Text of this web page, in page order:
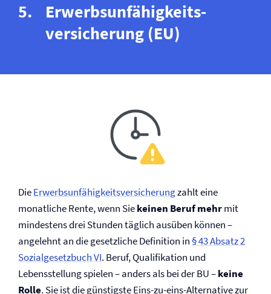
Erwerbsunfähigkeits­
versicherung (EU)
DieErwerbsunfähigkeits­versicherungzahlt eine
monatliche Rente, wenn Siekeinen Beruf mehrmit
mindestens drei Stunden täglich ausüben können –
angelehnt an die gesetzliche Definition in§ 43 Absatz 2
Sozialgesetzbuch VI. Beruf, Qualifikation und
Lebensstellung spielen – anders als bei der BU –keine
Rolle. Sie ist die günstigste Eins-zu-eins-Alternative zur